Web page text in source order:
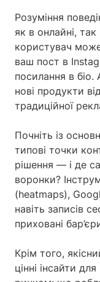
Розуміння
як в онлайні,
користувач
ваш пост в
посилання в
нові продукти
традиційної
Почніть із
типові точки
рішення — і де
воронки?
(heatmaps),
навіть записів
приховані
Крім того,
цінні інсайти